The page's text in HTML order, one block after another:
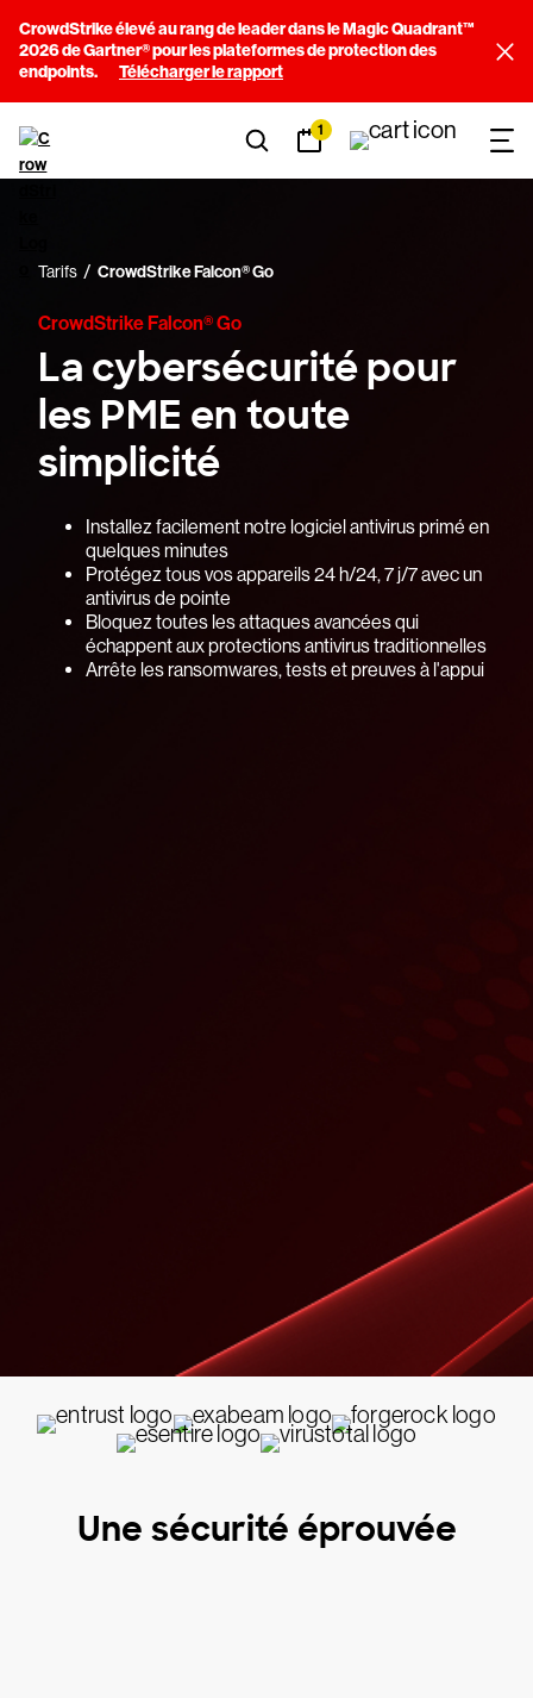
CrowdStrike élevé au rang de leader dans le Magic Quadrant™
2026 de Gartner® pour les plateformes de protection des
endpoints.
Télécharger le rapport
1
Tarifs CrowdStrike Falcon® Go
CrowdStrike Falcon® Go
La cybersécurité pour
les PME en toute
simplicité
Installez facilement notre logiciel antivirus primé en
quelques minutes
Protégez tous vos appareils 24 h/24, 7 j/7 avec un
antivirus de pointe
Bloquez toutes les attaques avancées qui
échappent aux protections antivirus traditionnelles
Arrête les ransomwares, tests et preuves à l'appui
Une sécurité éprouvée